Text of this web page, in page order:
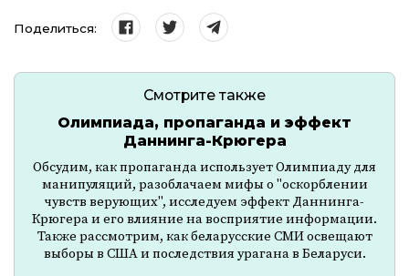
Поделиться:
Смотрите также
Олимпиада, пропаганда и эффект
Даннинга-Крюгера
Обсудим, как пропаганда использует Олимпиаду для
манипуляций, разоблачаем мифы о "оскорблении
чувств верующих", исследуем эффект Даннинга-
Крюгера и его влияние на восприятие информации.
Также рассмотрим, как беларусские СМИ освещают
выборы в США и последствия урагана в Беларуси.